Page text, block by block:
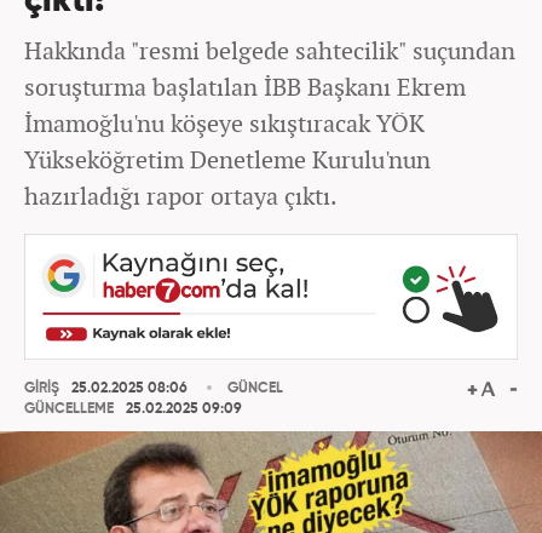
Hakkında "resmi belgede sahtecilik" suçundan
soruşturma başlatılan İBB Başkanı Ekrem
İmamoğlu'nu köşeye sıkıştıracak YÖK
Yükseköğretim Denetleme Kurulu'nun
hazırladığı rapor ortaya çıktı.
GİRİŞ
25.02.2025 08:06
GÜNCELLEME
25.02.2025 09:09
GÜNCEL